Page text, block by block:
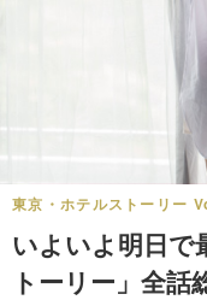
東京・ホテルストーリー
いよいよ明日で
トーリー」全話